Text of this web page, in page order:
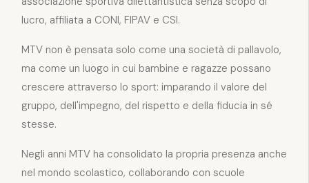
lucro, affiliata a CONI, FIPAV e CSI.
MTV non è pensata solo come una società di pallavolo,
ma come un luogo in cui bambine e ragazze possano
crescere attraverso lo sport: imparando il valore del
gruppo, dell'impegno, del rispetto e della fiducia in sé
stesse.
Negli anni MTV ha consolidato la propria presenza anche
nel mondo scolastico, collaborando con scuole